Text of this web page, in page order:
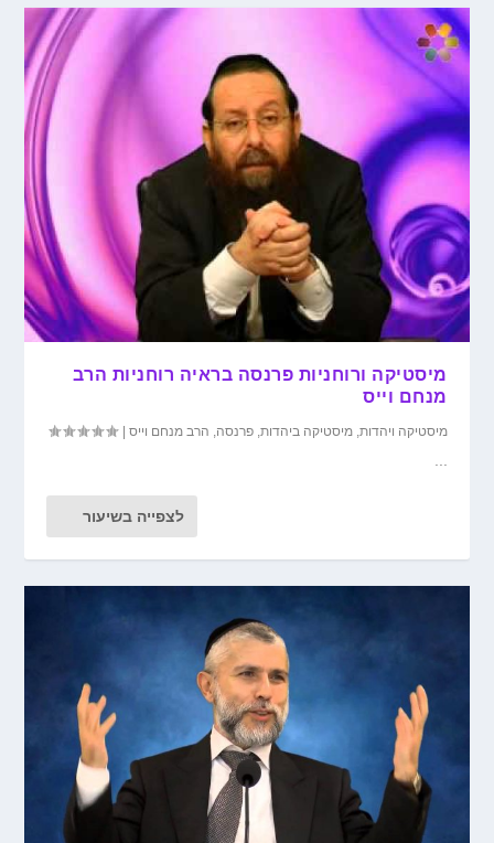
מיסטיקה ורוחניות פרנסה בראיה רוחניות הרב
מנחם וייס
מיסטיקה ויהדות ,מיסטיקה ביהדות ,פרנסה הרב מנחם וייס |
לצפייה בשיעור